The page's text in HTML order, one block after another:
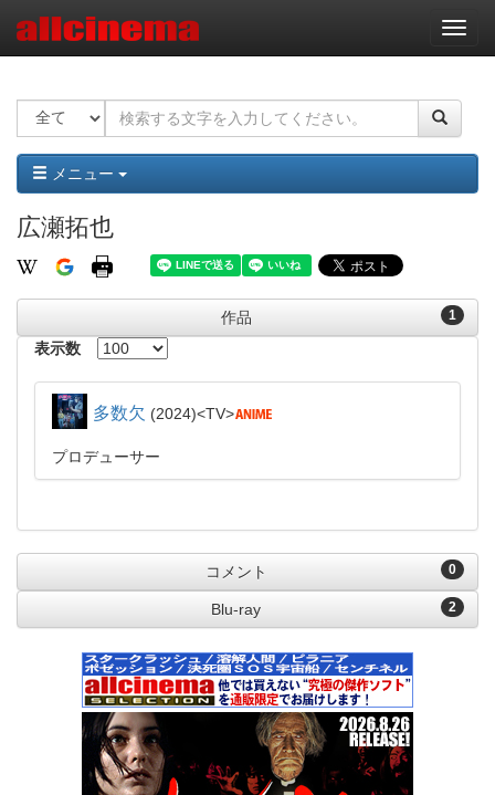
ナ
ビ
ー
ョ
ン
メニュー
広瀬拓也
1
作品
表示数
多数欠 2024 TV
プロデューサー
0
コメント
2
Blu-ray